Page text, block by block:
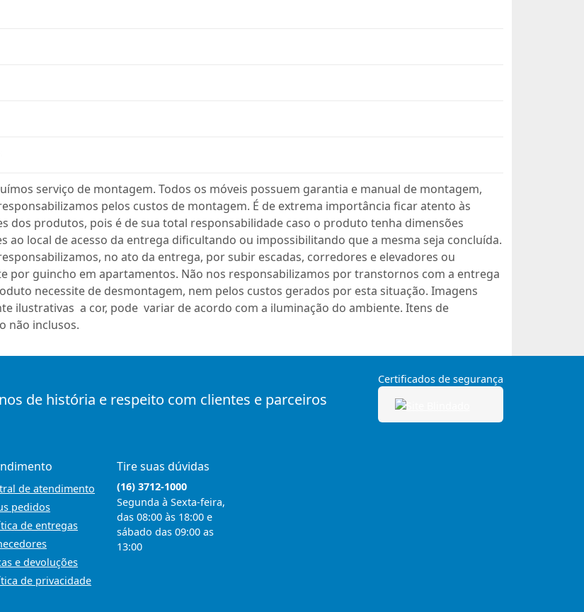
serviço de montagem. Todos os móveis possuem garantia e manual de montagem,
pelos custos de montagem. É de extrema importância ficar atento às
dos produtos, pois é de sua total responsabilidade caso o produto tenha dimensões
ao local de acesso da entrega dificultando ou impossibilitando que a mesma seja concluída.
no ato da entrega, por subir escadas, corredores e elevadores ou
por guincho em apartamentos. Não nos responsabilizamos por transtornos com a entrega
necessite de desmontagem, nem pelos custos gerados por esta situação. Imagens
ilustrativas a cor, pode variar de acordo com a iluminação do ambiente. Itens de
não inclusos.
de história e respeito com clientes e parceiros
Certificados de segurança
de atendimento
pedidos
de entregas
e devoluções
de privacidade
Tire suas dúvidas
(16) 3712-1000
Segunda à Sexta-feira,
das 08:00 às 18:00 e
sábado das 09:00 as
13:00